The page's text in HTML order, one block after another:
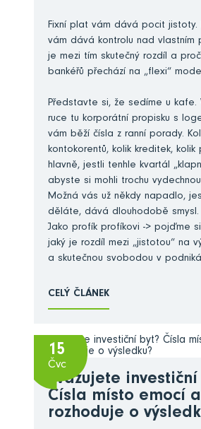
Fixní plat vám dává pocit jistoty.
vám dává kontrolu nad vlastním
je mezi tím skutečný rozdíl a
bankéřů přechází na „flexi“
Představte si, že sedíme u kafe.
ruce tu korporátní propisku s
vám běží čísla z ranní porady.
kontokorentů, kolik kreditek,
hlavně, jestli tenhle kvartál
abyste si mohli trochu
Možná vás už někdy napadlo,
děláte, dává dlouhodobě smysl.
Jako profík profíkovi -> pojďme
jaký je rozdíl mezi „jistotou“ na
a skutečnou svobodou v
CELÝ ČLÁNEK
15
Čvc
Zvažujete
Čísla místo emocí
rozhoduje o